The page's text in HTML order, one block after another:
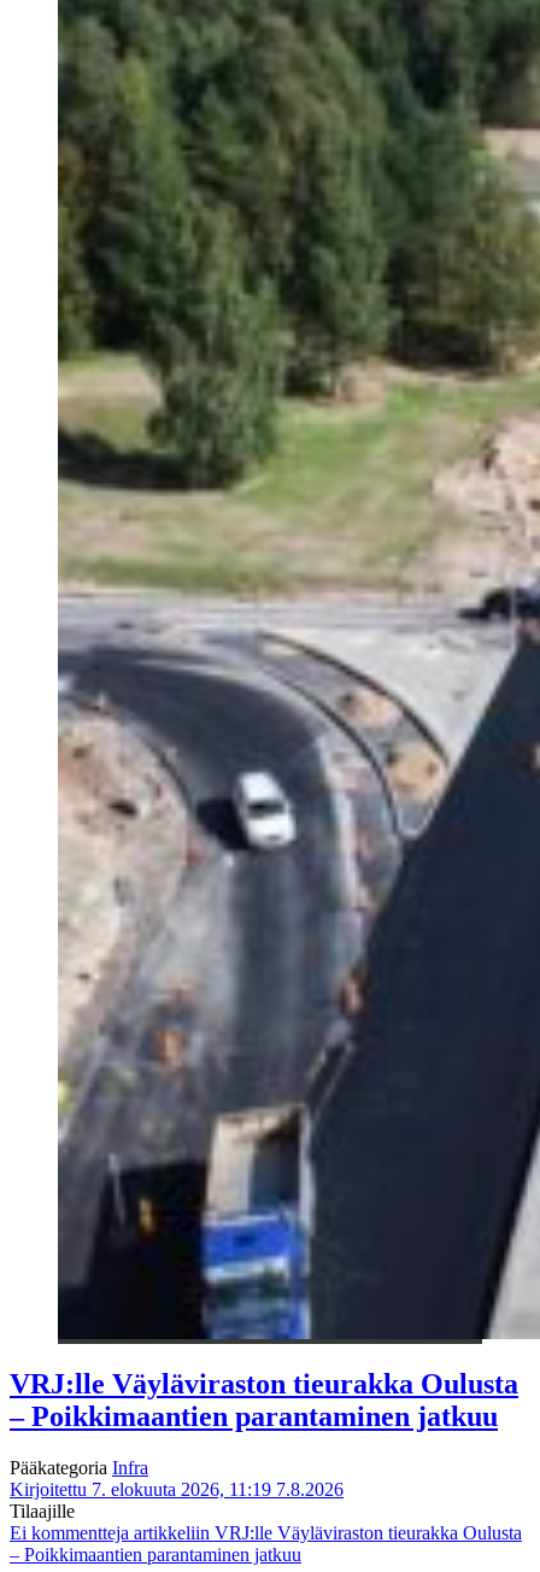
VRJ:lle Väyläviraston tieurakka Oulusta
– Poikkimaantien parantaminen jatkuu
Pääkategoria Infra
Kirjoitettu 7. elokuuta 2026, 11:19 7.8.2026
Tilaajille
Ei kommentteja artikkeliin VRJ:lle Väyläviraston tieurakka Oulusta
– Poikkimaantien parantaminen jatkuu